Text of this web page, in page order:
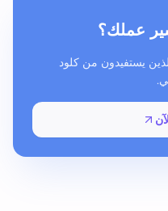
عملك؟
يستفيدون من كلود